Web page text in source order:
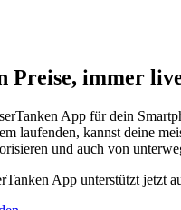
Preise, immer
App für dein
laufenden, kannst deine
und auch von
App unterstützt jetzt